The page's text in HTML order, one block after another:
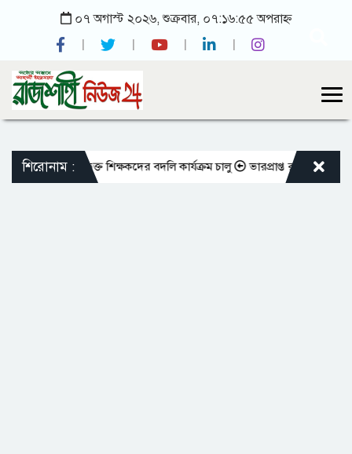
০৭ অগাস্ট ২০২৬, শুক্রবার, ০৭:১৬:৫৫ অপরাহ্ন
শিরোনাম :
এমপিওভুক্ত শিক্ষকদের বদলি কার্যক্রম চালু ভারপ্রাপ্ত রাষ্ট্রপতিকে